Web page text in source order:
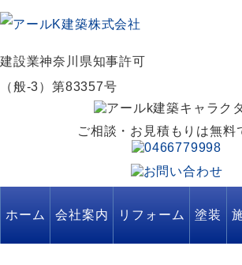
建設業神奈川県知事許可
（般-3）第83357号
ご相談・お見積もりは無料
ホーム 会社案内 リフォーム 塗装